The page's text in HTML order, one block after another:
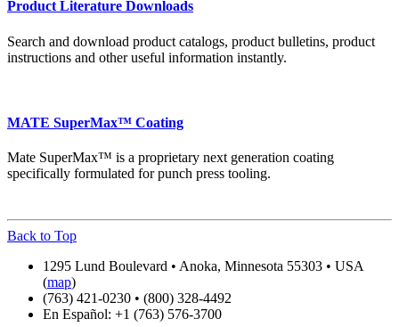
Product Literature Downloads
Search and download product catalogs, product bulletins, product
instructions and other useful information instantly.
MATE SuperMax™ Coating
Mate SuperMax™ is a proprietary next generation coating
specifically formulated for punch press tooling.
Back to Top
1295 Lund Boulevard • Anoka, Minnesota 55303 • USA
(map)
(763) 421-0230 • (800) 328-4492
En Español: +1 (763) 576-3700